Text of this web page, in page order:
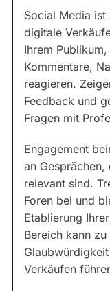
Social Media
digitale
Ihrem
Kommentare,
reagieren.
Feedback und
Fragen mit
Engagement
an
relevant sind.
Foren bei und
Etablierung
Bereich kann
Verkäufen